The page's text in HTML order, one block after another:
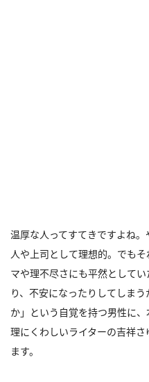
温厚な人ってすてきですよね
人や上司として理想的。でも
マや理不尽さにも平然として
り、不安になったりしてしま
か」という自覚を持つ男性に
理にくわしいライターの吉祥
ます。